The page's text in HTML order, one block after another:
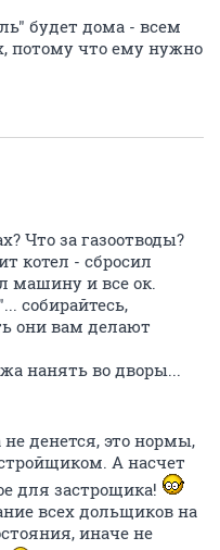
будет дома - всем
потому что ему нужно
Что за газоотводы?
котел - сбросил
машину и все ок.
собирайтесь,
они вам делают
нанять во дворы...
денется, это нормы,
А насчет
для застрощика!
всех дольщиков на
иначе не